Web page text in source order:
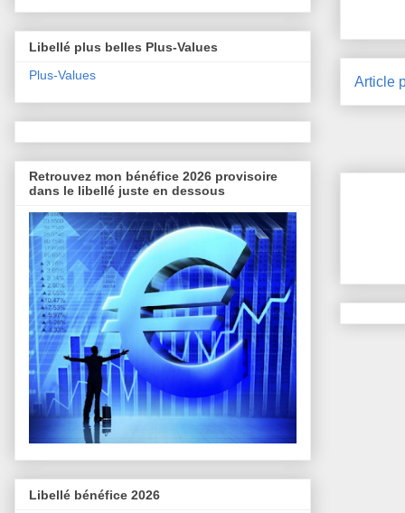
Article
Libellé plus belles Plus-Values
Plus-Values
Retrouvez mon bénéfice 2026 provisoire
dans le libellé juste en dessous
Libellé bénéfice 2026